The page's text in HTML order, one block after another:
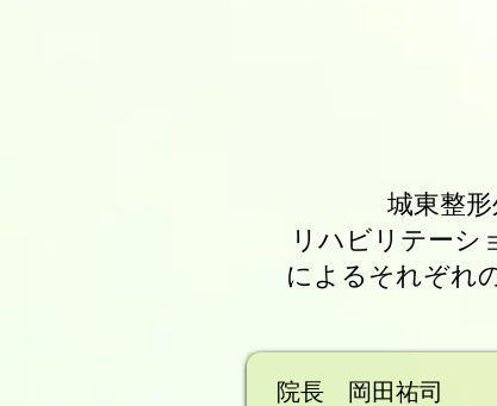
城東整
リハビリテーシ
によるそれぞれ
院長 岡田祐司